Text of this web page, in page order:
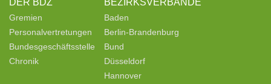
Gremien
Personalvertretungen
Bundesgeschäftsstelle
Chronik
Baden
Berlin-Brandenburg
Bund
Düsseldorf
Hannover